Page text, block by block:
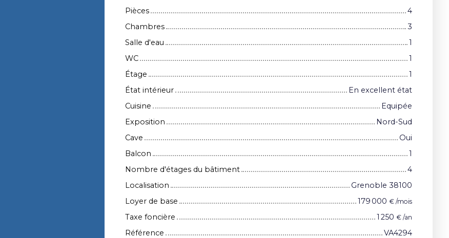
Pièces
4
Chambres
3
Salle d'eau
1
WC
1
Étage
1
État intérieur
En excellent état
Cuisine
Equipée
Exposition
Nord-Sud
Cave
Oui
Balcon
1
Nombre d'étages du bâtiment
4
Localisation
Grenoble 38100
Loyer de base
179 000 € /mois
Taxe foncière 1 250 € /an
Référence VA4294